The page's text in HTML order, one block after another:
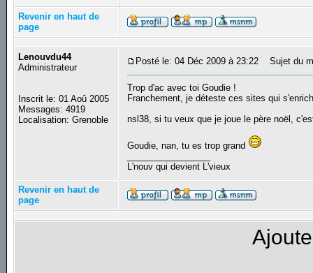
Revenir en haut de
page
Lenouvdu44
Administrateur
Inscrit le: 01 Aoû 2005
Messages: 4919
Localisation: Grenoble
Posté le: 04 Déc 2009 à 23:22 Sujet du
Trop d'ac avec toi Goudie !
Franchement, je déteste ces sites qui
nsl38, si tu veux que je joue le père noël,
Goudie, nan, tu es trop grand
L'nouv qui devient L'vieux
Revenir en haut de
page